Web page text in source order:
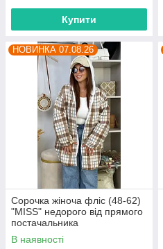
Купити
НОВИНКА 07.08.26
Сорочка жіноча фліс (48-62)
"MISS" недорого від прямого
постачальника
В наявності